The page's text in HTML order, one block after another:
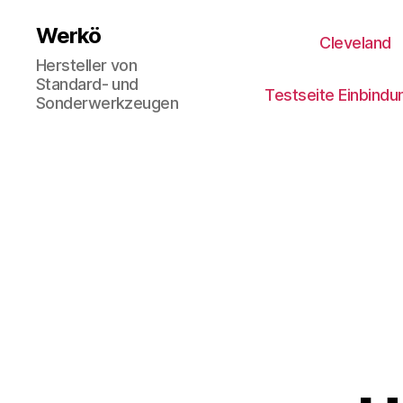
Werkö
Hersteller von
Standard- und
Sonderwerkzeugen
Cleveland
Testseite